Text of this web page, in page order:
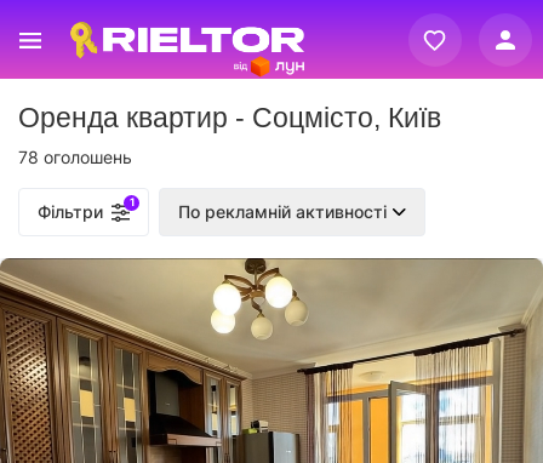
Реєстрація
Вхід
Оренда квартир - Соцмісто, Київ
78 оголошень
Фільтри 1 По рекламній активності